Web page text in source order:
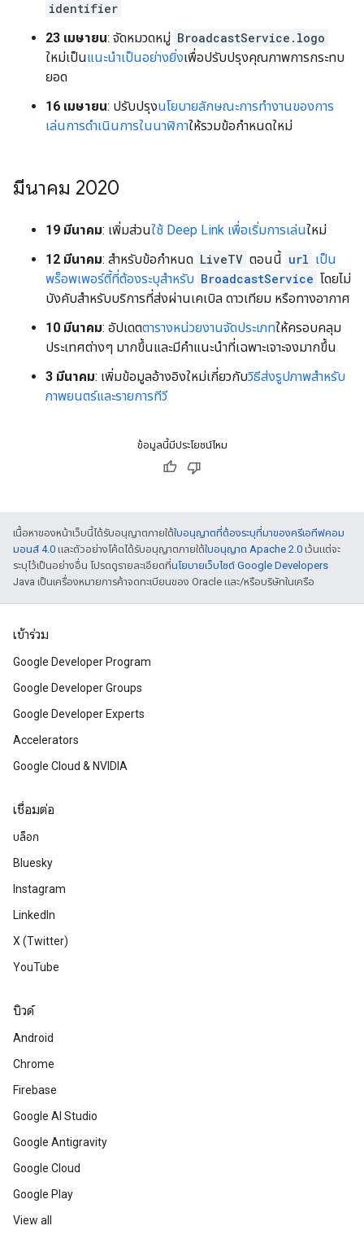
identifier
23 เมษายน: จัดหมวดหมู่ BroadcastService.logo
ใหม่เป็นแนะนำเป็นอย่างยิ่งเพื่อปรับปรุงคุณภาพการกระทบ
ยอด
16 เมษายน: ปรับปรุงนโยบายลักษณะการทำงานของการ
เล่นการดำเนินการในนาฬิกาให้รวมข้อกำหนดใหม่
มีนาคม 2020
19 มีนาคม: เพิ่มส่วนใช้ Deep Link เพื่อเริ่มการเล่นใหม่
12 มีนาคม: สำหรับข้อกำหนด LiveTV ตอนนี้ url เป็น
พร็อพเพอร์ตี้ที่ต้องระบุสำหรับ BroadcastService โดยไม่
บังคับสำหรับบริการที่ส่งผ่านเคเบิล ดาวเทียม หรือทางอากาศ
10 มีนาคม: อัปเดตตารางหน่วยงานจัดประเภทให้ครอบคลุม
ประเทศต่างๆ มากขึ้นและมีคำแนะนำที่เฉพาะเจาะจงมากขึ้น
3 มีนาคม: เพิ่มข้อมูลอ้างอิงใหม่เกี่ยวกับวิธีส่งรูปภาพสำหรับ
ภาพยนตร์และรายการทีวี
ข้อมูลนี้มีประโยชน์ไหม
เนื้อหาของหน้าเว็บนี้ได้รับอนุญาตภายใต้ใบอนุญาตที่ต้องระบุที่มาของครีเอทีฟคอม
มอนส์ 4.0 และตัวอย่างโค้ดได้รับอนุญาตภายใต้ใบอนุญาต Apache 2.0 เว้นแต่จะ
ระบุไว้เป็นอย่างอื่น โปรดดูรายละเอียดที่นโยบายเว็บไซต์ Google Developers
Java เป็นเครื่องหมายการค้าจดทะเบียนของ Oracle และ/หรือบริษัทในเครือ
เข้าร่วม
Google Developer Program
Google Developer Groups
Google Developer Experts
Accelerators
Google Cloud & NVIDIA
เชื่อมต่อ
บล็อก
Bluesky
Instagram
LinkedIn
X (Twitter)
YouTube
บิวด์
Android
Chrome
Firebase
Google AI Studio
Google Antigravity
Google Cloud
Google Play
View all